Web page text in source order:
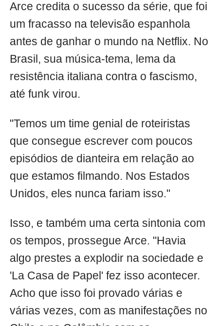
Arce credita o sucesso da série, que foi
um fracasso na televisão espanhola
antes de ganhar o mundo na Netflix. No
Brasil, sua música-tema, lema da
resistência italiana contra o fascismo,
até funk virou.
"Temos um time genial de roteiristas
que consegue escrever com poucos
episódios de dianteira em relação ao
que estamos filmando. Nos Estados
Unidos, eles nunca fariam isso."
Isso, e também uma certa sintonia com
os tempos, prossegue Arce. "Havia
algo prestes a explodir na sociedade e
'La Casa de Papel' fez isso acontecer.
Acho que isso foi provado várias e
várias vezes, com as manifestações no